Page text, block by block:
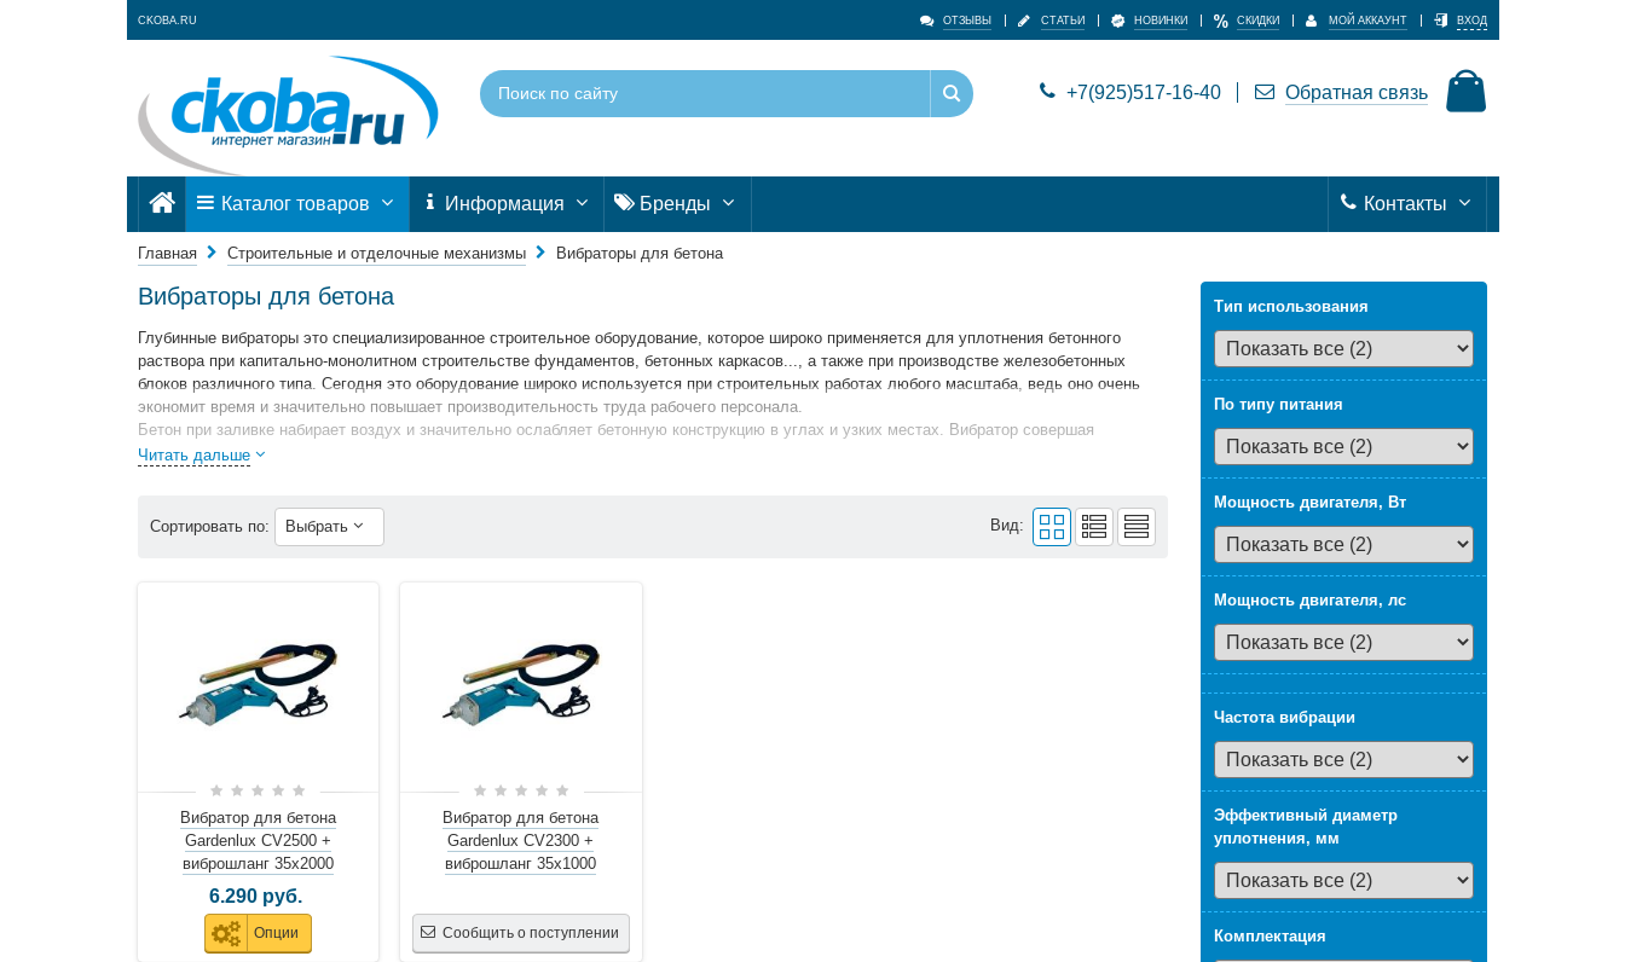
CKOBA.RU ОТЗЫВЫ СТАТЬИ НОВИНКИ СКИДКИ МОЙ АККАУНТ ВХОД
+7(925)517-16-40 Обратная связь
Каталог товаров Информация Бренды Контакты
Главная Строительные и отделочные механизмы Вибраторы для бетона
Вибраторы для бетона
Глубинные вибраторы это специализированное строительное оборудование, которое широко применяется для уплотнения бетонного
раствора при капитально-монолитном строительстве фундаментов, бетонных каркасов..., а также при производстве железобетонных
блоков различного типа. Сегодня это оборудование широко используется при строительных работах любого масштаба, ведь оно очень
экономит время и значительно повышает производительность труда рабочего персонала.
Бетон при заливке набирает воздух и значительно ослабляет бетонную конструкцию в углах и узких местах. Вибратор совершая
высокочастотные вибрационные колебания выгоняет воздух наружу и позволяет бетону заполнить пустоты, при этом создавая
На сайте интернет-магазина ckoba.ru мы собрали большой ассортимент и привлекательные цены на Вибраторы для бетона.
В каталоге представлены Строительные и отделочные механизмы - Вибраторы для бетона от ведущих мировых производителей. Вы
Читать дальше
Сортировать по: Выбрать Вид:
Вибратор для бетона
Gardenlux CV2500 +
виброшланг 35х2000
6.290 руб.
Опции
Вибратор для бетона
Gardenlux CV2300 +
виброшланг 35х1000
Сообщить о поступлении
Тип использования
По типу питания
Мощность двигателя, Вт
Мощность двигателя, лс
Частота вибрации
Эффективный диаметр
уплотнения, мм
Комплектация